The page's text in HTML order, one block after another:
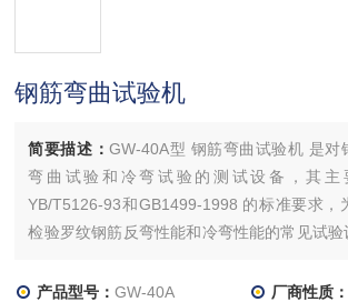
钢筋弯曲试验机
简要描述：GW-40A型 钢筋弯曲试验机 是对
弯曲试验和冷弯试验的测试设备，其主
YB/T5126-93和GB1499-1998 的标准要求，
检验罗纹钢筋反弯性能和冷弯性能的常见试
产品型号：GW-40A 厂商性质：